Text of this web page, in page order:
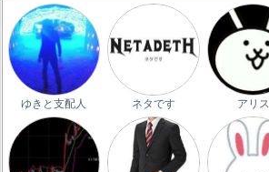
ゆきと支配人 ネタです アリス